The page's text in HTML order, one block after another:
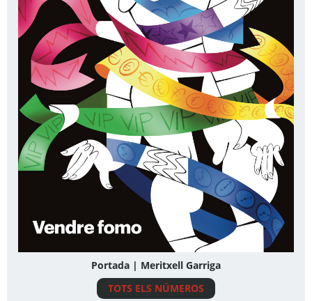
Portada | Meritxell Garriga
TOTS ELS NÚMEROS